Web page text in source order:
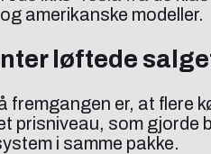
amerikanske modeller.
løftede
fremgangen er, at flere
prisniveau, som
i samme pakke.